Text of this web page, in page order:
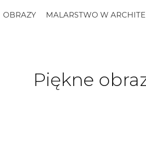
OBRAZY MALARSTWO W
Piękne